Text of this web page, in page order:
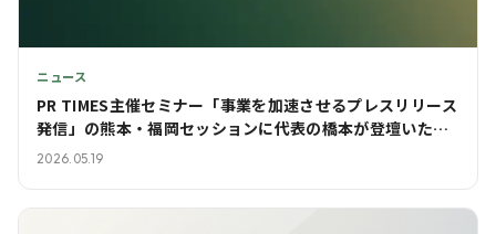
ニュース
PR TIMES主催セミナー「事業を加速させるプレスリリース
発信」の熊本・福岡セッションに代表の橋本が登壇いたし
ました
2026.05.19